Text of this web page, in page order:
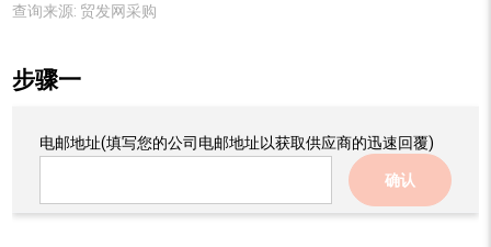
查询来源: 贸发网采购
步骤一
电邮地址(填写您的公司电邮地址以获取供应商的迅速回覆)
确认